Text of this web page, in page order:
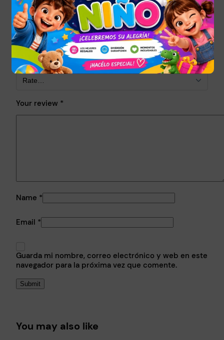
Tu dirección de correo electrónico no será publicada. Los
campos obligatorios están marcados con*
Your rating*
Your review *
Name *
Email *
Guarda mi nombre, correo electrónico y web en este
navegador para la próxima vez que comente.
You may also like